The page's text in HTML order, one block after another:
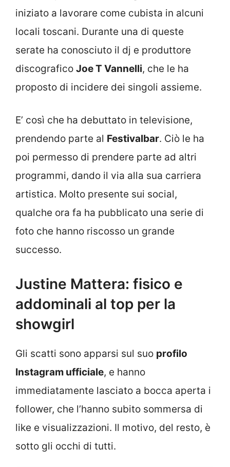
iniziato a lavorare come cubista in alcuni
locali toscani. Durante una di queste
serate ha conosciuto il dj e produttore
discografico Joe T Vannelli, che le ha
proposto di incidere dei singoli assieme.
E’ così che ha debuttato in televisione,
prendendo parte al Festivalbar. Ciò le ha
poi permesso di prendere parte ad altri
programmi, dando il via alla sua carriera
artistica. Molto presente sui social,
qualche ora fa ha pubblicato una serie di
foto che hanno riscosso un grande
successo.
Justine Mattera: fisico e
addominali al top per la
showgirl
Gli scatti sono apparsi sul suo profilo
Instagram ufficiale, e hanno
immediatamente lasciato a bocca aperta i
follower, che l’hanno subito sommersa di
like e visualizzazioni. Il motivo, del resto, è
sotto gli occhi di tutti.